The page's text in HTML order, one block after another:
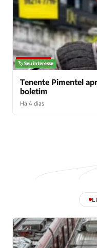
NOTÍCIAS
🏷️ Seu interesse
Tenente Pimentel
boletim
Há 4 dias